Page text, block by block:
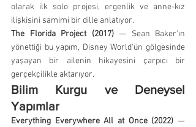
olarak ilk solo projesi, ergenlik ve anne-kız
ilişkisini samimi bir dille anlatıyor.
The Florida Project (2017) — Sean Baker'ın
yönettiği bu yapım, Disney World'ün gölgesinde
yaşayan bir ailenin hikayesini çarpıcı bir
gerçekçilikle aktarıyor.
Bilim Kurgu ve Deneysel
Yapımlar
Everything Everywhere All at Once (2022) —